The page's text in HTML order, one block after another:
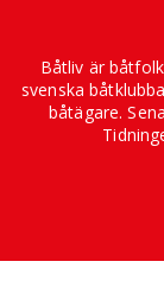
Båtliv är
svenska
båtägare.